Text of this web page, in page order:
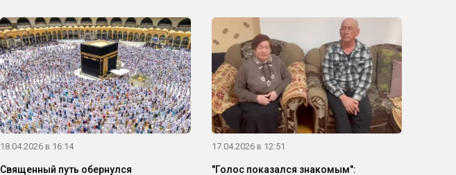
18.04.2026 в 16:14
Священный путь обернулся
17.04.2026 в 12:51
"Голос показался знакомым":